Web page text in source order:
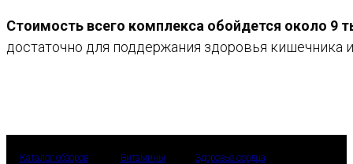
Стоимость всего комплекса обойдется около 9
достаточно для поддержания здоровья кишечника
Каталог обзоров
Витамины
Здоровье сердца